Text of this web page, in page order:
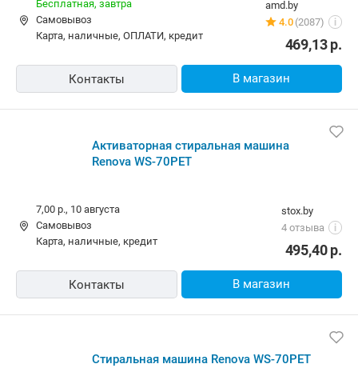
amd.by
4.0 (2087) i
Бесплатная, завтра
Самовывоз
карта, наличные, ОПЛАТИ, кредит
469,13р.
Контакты В магазин
Активаторная стиральная машина
Renova WS-70PET
stox.by
4 отзыва
i
7,00 р., 10 августа
Самовывоз
карта, наличные, кредит
495,40р.
Контакты В магазин
Стиральная машина Renova WS-70PET